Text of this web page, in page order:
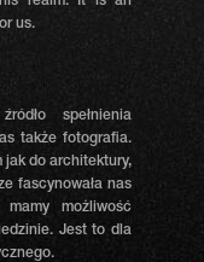
us.
spełnienia
także fotografia.
jak do architektury,
fascynowała nas
możliwość
Jest to dla